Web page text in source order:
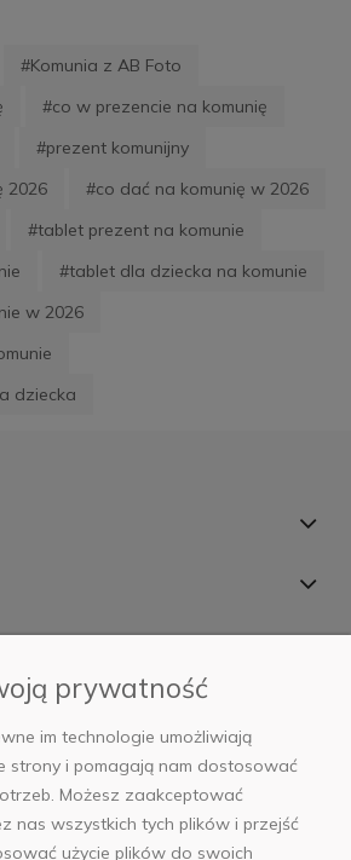
#Komunia z AB Foto
#co w prezencie na komunię
#prezent komunijny
2026
#co dać na komunię w 2026
#tablet prezent na komunie
#tablet dla dziecka na komunie
w 2026
dziecka
sklep@abfoto.pl
prywatność
im technologie umożliwiają
strony i pomagają nam dostosować
Możesz zaakceptować
nas wszystkich tych plików i przejść
użycie plików do swoich